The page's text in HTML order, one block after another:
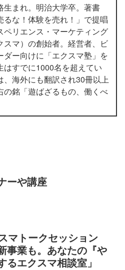
生まれ。明治大学卒。著書
るな！体験を売れ！」で提唱
ペリエンス・マーケティング
スマ）の創始者。経営者、ビ
ダー向けに「エクスマ塾」を
はすでに1000名を超えてい
、海外にも翻訳され30冊以上
の銘「遊ばざるもの、働くべ
ーや講座
マトークセッション
事業も。あなたの『や
るエクスマ相談室」